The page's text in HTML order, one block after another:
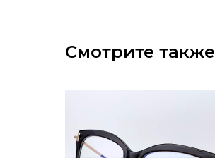
Смотрите также